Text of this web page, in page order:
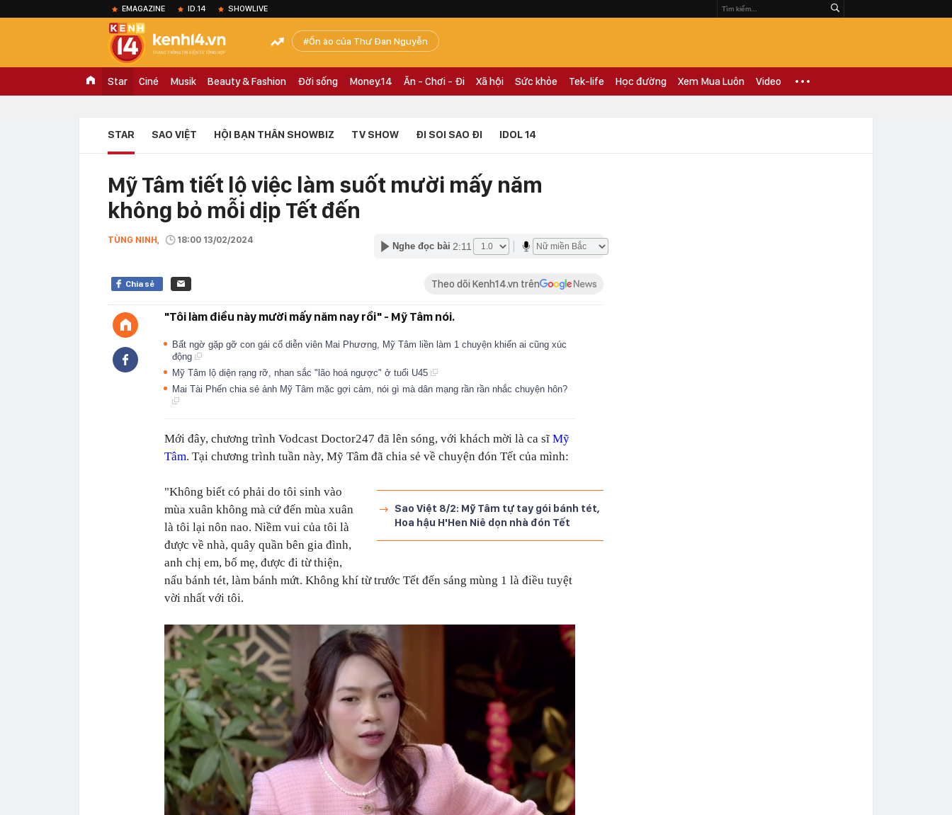
EMAGAZINE ID.14 SHOWLIVE
Ồn ào của Thư Đan Nguyễn
Star Ciné Musik Beauty & Fashion Đời sống Money.14 Ăn - Chơi - Đi Xã hội Sức khỏe Tek-life Học đường Xem Mua Luôn Video
STAR SAO VIỆT HỘI BẠN THÂN SHOWBIZ TV SHOW ĐI SOI SAO ĐI IDOL 14
Mỹ Tâm tiết lộ việc làm suốt mười mấy năm
không bỏ mỗi dịp Tết đến
TÙNG NINH, 18:00 13/02/2024
Nghe đọc bài 2:11
Chia sẻ Theo dõi Kenh14.vn trên
"Tôi làm điều này mười mấy năm nay rồi" - Mỹ Tâm nói.
Bất ngờ gặp gỡ con gái cố diễn viên Mai Phương, Mỹ Tâm liền làm 1 chuyện khiến ai cũng xúc
động
Mỹ Tâm lộ diện rạng rỡ, nhan sắc "lão hoá ngược" ở tuổi U45
Mai Tài Phến chia sẻ ảnh Mỹ Tâm mặc gợi cảm, nói gì mà dân mạng rần rần nhắc chuyện hôn?
Mới đây, chương trình Vodcast Doctor247 đã lên sóng, với khách mời là ca sĩ Mỹ
Tâm. Tại chương trình tuần này, Mỹ Tâm đã chia sẻ về chuyện đón Tết của mình:
Sao Việt 8/2: Mỹ Tâm tự tay gói bánh tét,
Hoa hậu H'Hen Niê dọn nhà đón Tết
"Không biết có phải do tôi sinh vào
mùa xuân không mà cứ đến mùa xuân
là tôi lại nôn nao. Niềm vui của tôi là
được về nhà, quây quần bên gia đình,
anh chị em, bố mẹ, được đi từ thiện,
nấu bánh tét, làm bánh mứt. Không khí từ trước Tết đến sáng mùng 1 là điều tuyệt
vời nhất với tôi.